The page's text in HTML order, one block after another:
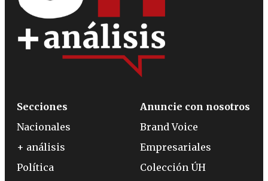
Secciones
Nacionales
+ análisis
Política
Anuncie con nosotros
Brand Voice
Empresariales
Colección ÚH